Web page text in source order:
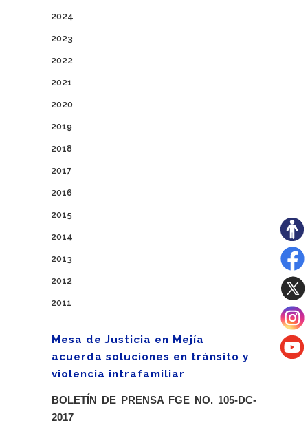
2024
2023
2022
2021
2020
2019
2018
2017
2016
2015
2014
2013
2012
2011
Mesa de Justicia en Mejía
acuerda soluciones en tránsito y
violencia intrafamiliar
BOLETÍN DE PRENSA FGE NO. 105-DC-
2017